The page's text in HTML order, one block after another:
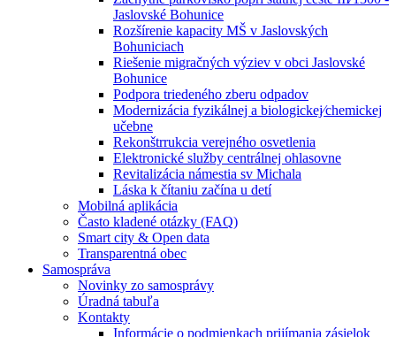
Jaslovské Bohunice
Rozšírenie kapacity MŠ v Jaslovských
Bohuniciach
Riešenie migračných výziev v obci Jaslovské
Bohunice
Podpora triedeného zberu odpadov
Modernizácia fyzikálnej a biologickej⁄chemickej
učebne
Rekonštrrukcia verejného osvetlenia
Elektronické služby centrálnej ohlasovne
Revitalizácia námestia sv Michala
Láska k čítaniu začína u detí
Mobilná aplikácia
Často kladené otázky (FAQ)
Smart city & Open data
Transparentná obec
Samospráva
Novinky zo samosprávy
Úradná tabuľa
Kontakty
Informácie o podmienkach prijímania zásielok